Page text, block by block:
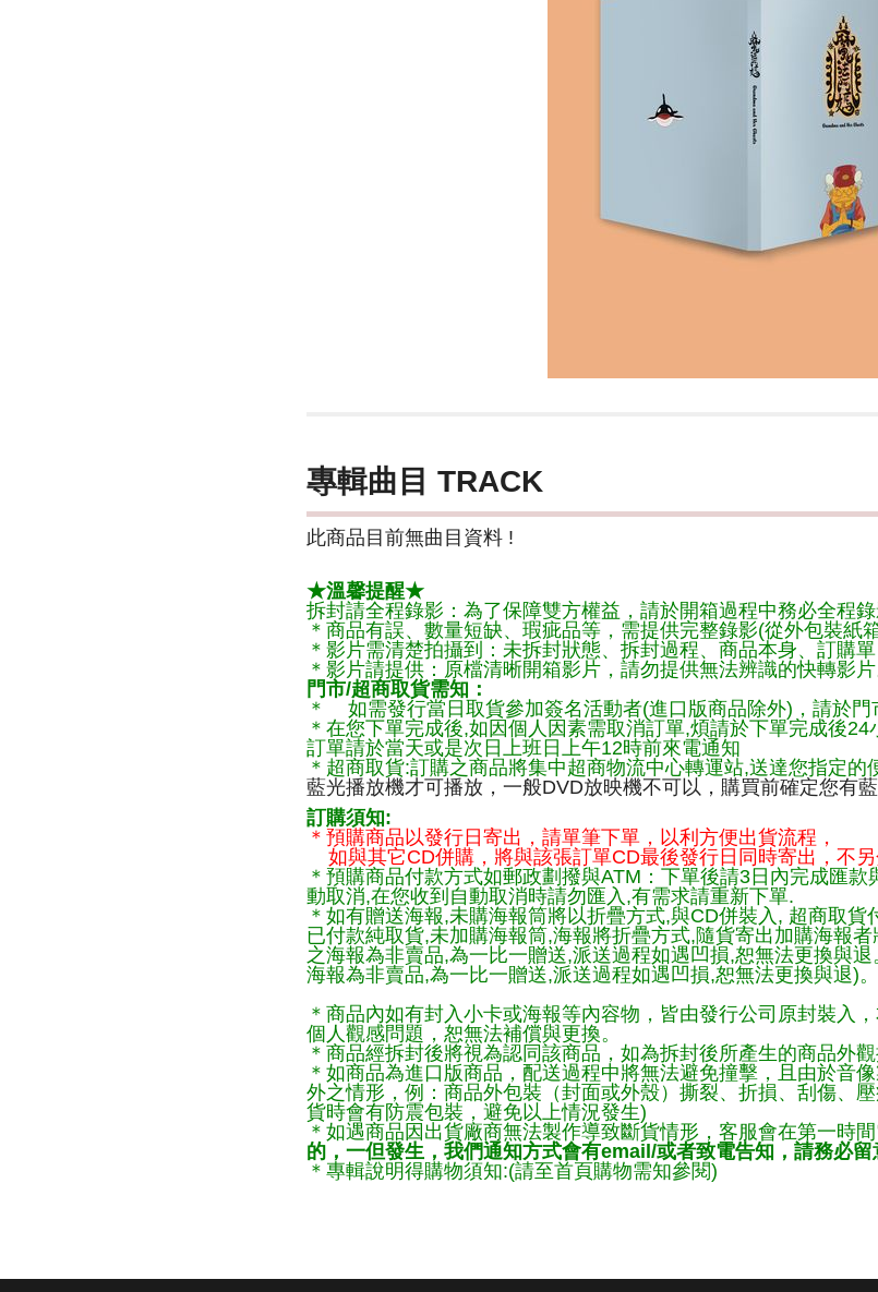
專輯曲目 TRACK
此商品目前無曲目資料 !
★溫馨提醒★
拆封請全程錄影：為了保障雙方權益，請於開箱過程中務必全程錄
＊商品有誤、數量短缺、瑕疵品等，需提供完整錄影(從外包裝紙
＊影片需清楚拍攝到：未拆封狀態、拆封過程、商品本身、訂購單
＊影片請提供：原檔清晰開箱影片，請勿提供無法辨識的快轉影片
門市/超商取貨需知：
＊ 如需發行當日取貨參加簽名活動者(進口版商品除外)，請於門
＊在您下單完成後,如因個人因素需取消訂單,煩請於下單完成後
訂單請於當天或是次日上班日上午12時前來電通知
＊超商取貨:訂購之商品將集中超商物流中心轉運站,送達您指定
藍光播放機才可播放，一般DVD放映機不可以，購買前確定您有藍
訂購須知:
＊預購商品以發行日寄出，請單筆下單，以利方便出貨流程，
如與其它CD併購，將與該張訂單CD最後發行日同時寄出，不另
＊預購商品付款方式如郵政劃撥與ATM：下單後請3日內完成匯
動取消,在您收到自動取消時請勿匯入,有需求請重新下單.
＊如有贈送海報,未購海報筒將以折疊方式,與CD併裝入, 超商取貨
已付款純取貨,未加購海報筒,海報將折疊方式,隨貨寄出加購海報
之海報為非賣品,為一比一贈送,派送過程如遇凹損,恕無法更換與
海報為非賣品,為一比一贈送,派送過程如遇凹損,恕無法更換與退)。
＊商品內如有封入小卡或海報等內容物，皆由發行公司原封裝入
個人觀感問題，恕無法補償與更換。
＊商品經拆封後將視為認同該商品，如為拆封後所產生的商品外
＊如商品為進口版商品，配送過程中將無法避免撞擊，且由於音
外之情形，例：商品外包裝（封面或外殼）撕裂、折損、刮傷、
貨時會有防震包裝，避免以上情況發生)
＊如遇商品因出貨廠商無法製作導致斷貨情形，客服會在第一時
的，一但發生，我們通知方式會有email/或者致電告知，請務必留
＊專輯說明得購物須知:(請至首頁購物需知參閱)